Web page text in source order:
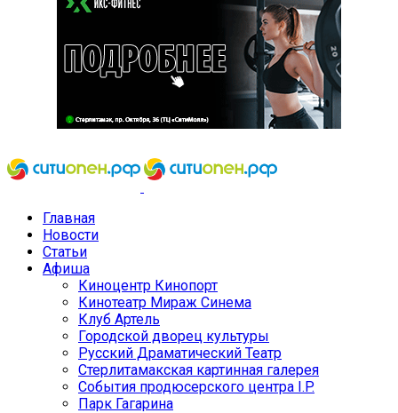
Главная
Новости
Статьи
Афиша
Киноцентр Кинопорт
Кинотеатр Мираж Синема
Клуб Артель
Городской дворец культуры
Русский Драматический Театр
Стерлитамакская картинная галерея
События продюсерского центра I.P.
Парк Гагарина